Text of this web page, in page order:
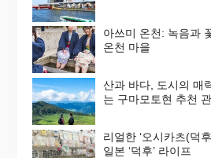
아쓰미 온천: 녹음과
온천 마을
산과 바다, 도시의 매
는 구마모토현 추천
리얼한 ‘오시카츠(덕
일본 ‘덕후’ 라이프